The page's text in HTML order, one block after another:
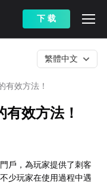
下 载
有效方法！
繁體中文
效方法！
戶，為玩家提供了刺客
少玩家在使用過程中遇